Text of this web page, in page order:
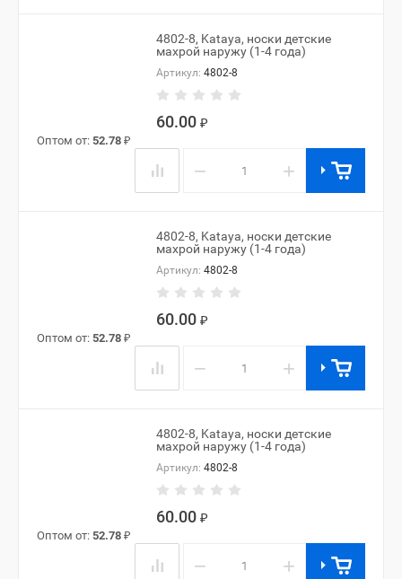
4802-8, Kataya, носки детские
махрой наружу (1-4 года)
Артикул: 4802-8
60.00 ₽
Оптом от: 52.78 ₽
− +
4802-8, Kataya, носки детские
махрой наружу (1-4 года)
Артикул: 4802-8
60.00 ₽
Оптом от: 52.78 ₽
− +
4802-8, Kataya, носки детские
махрой наружу (1-4 года)
Артикул: 4802-8
60.00 ₽
Оптом от: 52.78 ₽
− +